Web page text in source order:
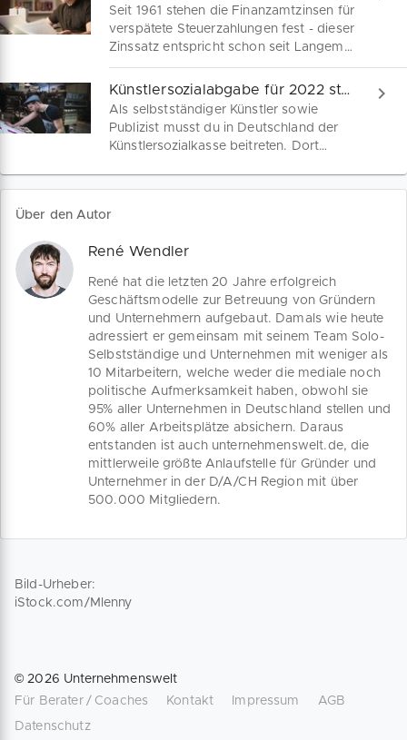
umfangreiche Änderungen für den
grenzüberschreitenden Handel mit
Verbrauchern, also das B2C Geschäft.
Die europäischen Händler haben bei
Gefühle.
Seit 1961 stehen die Finanzamtzinsen für
verspätete Steuerzahlungen fest - dieser
Zinssatz entspricht schon seit Langem
nicht mehr der Realität am Kapitalmarkt,
wodurch auch du als Unternehmer bei
einer Steuerprüfung auf eine höher
befundene Steuer weiter überhöhte
Zinsen zahlen musstest. Diese Praxis ist
nun vorbei.
Künstlersozialabgabe für 2022 steht fest
Als selbstständiger Künstler sowie
Publizist musst du in Deutschland der
Künstlersozialkasse beitreten. Dort
zahlen. Dessen Höhe für nächstes Jahr
wurde jetzt festgelegt.
Über den Autor
René Wendler
René hat die letzten 20 Jahre erfolgreich
Geschäftsmodelle zur Betreuung von Gründern
und Unternehmern aufgebaut. Damals wie heute
adressiert er gemeinsam mit seinem Team Solo-
Selbstständige und Unternehmen mit weniger als
10 Mitarbeitern, welche weder die mediale noch
politische Aufmerksamkeit haben, obwohl sie
95% aller Unternehmen in Deutschland stellen und
60% aller Arbeitsplätze absichern. Daraus
entstanden ist auch unternehmenswelt.de, die
mittlerweile größte Anlaufstelle für Gründer und
Unternehmer in der D/A/CH Region mit über
500.000 Mitgliedern.
Bild-Urheber:
iStock.com/Mlenny
©2026 Unternehmenswelt
Für Berater / Coaches
Kontakt Impressum
AGB
Datenschutz